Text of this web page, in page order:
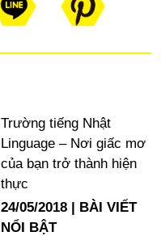
Trường tiếng Nhật
Linguage – Nơi giấc mơ
của bạn trở thành hiện
thực
24/05/2018
BÀI VIẾT
NỔI BẬT